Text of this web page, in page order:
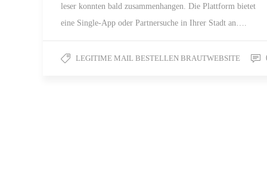
leser konnten bald zusammenhangen. Die Plattform bietet
eine Single-App oder Partnersuche in Ihrer Stadt an….
LEGITIME MAIL BESTELLEN BRAUTWEBSITE